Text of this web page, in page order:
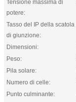
Tensione massima di
potere:
Tasso del IP della scatola
di giunzione:
Dimensioni:
Peso:
Pila solare:
Numero di celle:
Punto culminante: